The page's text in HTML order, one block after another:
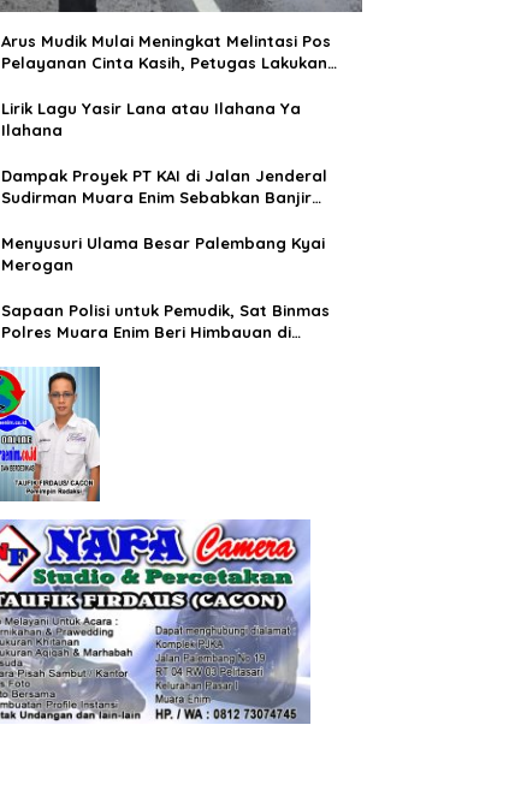
Arus Mudik Mulai Meningkat Melintasi Pos
Pelayanan Cinta Kasih, Petugas Lakukan
Lirik Lagu Yasir Lana atau Ilahana Ya
Ilahana
Dampak Proyek PT KAI di Jalan Jenderal
Sudirman Muara Enim Sebabkan Banjir
Menyusuri Ulama Besar Palembang Kyai
Merogan
Sapaan Polisi untuk Pemudik, Sat Binmas
Polres Muara Enim Beri Himbauan di